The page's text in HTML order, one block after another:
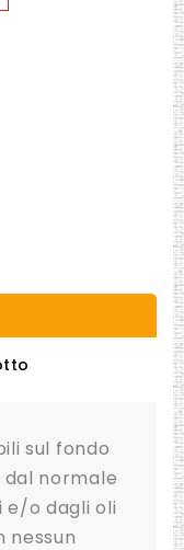
sul fondo
normale
e/o dagli oli
nessun